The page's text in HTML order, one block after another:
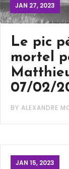
JAN 27, 2023
Le pic
mortel
07/02/
BY ALEXANDRE
JAN 15, 2023